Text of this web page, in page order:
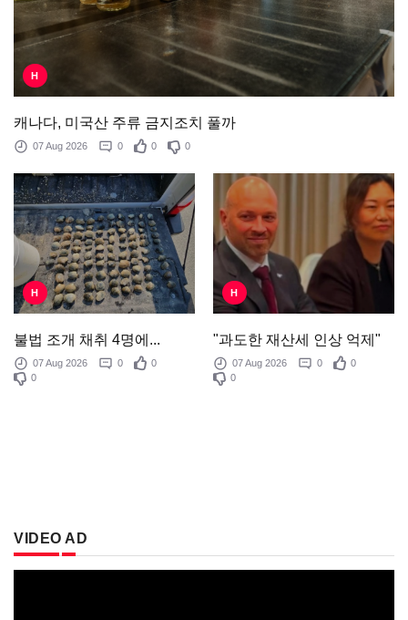
H
캐나다, 미국산 주류 금지조치 풀까
07 Aug 2026 0 0 0
H
불법 조개 채취 4명에...
07 Aug 2026 0
0
0
H
"과도한 재산세 인상 억제"
07 Aug 2026 0
0
0
VIDEO AD